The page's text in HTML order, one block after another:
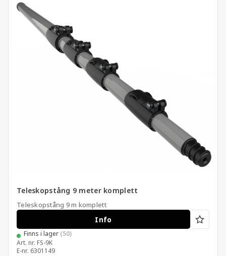
Teleskopstång 9 meter komplett
Teleskopstång 9 m komplett
Info
Finns i lager (50)
Art. nr. FS-9K
E-nr. 6301149